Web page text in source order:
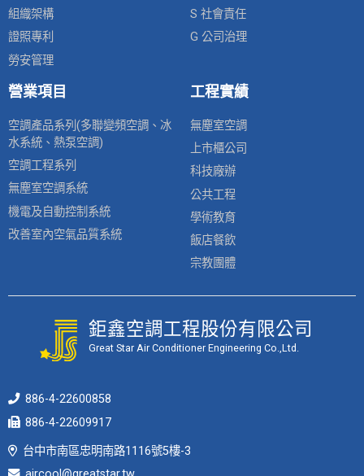
組織架構
證照專利
勞安管理
S 社會責任
G 公司治理
營業項目
空調產品系列(多聯變頻空調、冰
水系統、熱泵空調)
空調工程系列
無塵室空調系統
機電及自動控制系統
改善室內空氣品質系統
工程實績
無塵室空調
上市櫃公司
科技廠辦
公共工程
學術教育
飯店餐飲
宗教團體
鉅鑫空調工程股份有限公司
Great Star Air Conditioner Engineering Co.,Ltd.
886-4-22600858
886-4-22609917
台中市南區忠明南路1116號5樓-3